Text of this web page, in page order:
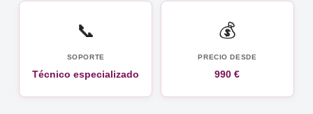
📞
SOPORTE
Técnico especializado
💰
PRECIO DESDE
990 €